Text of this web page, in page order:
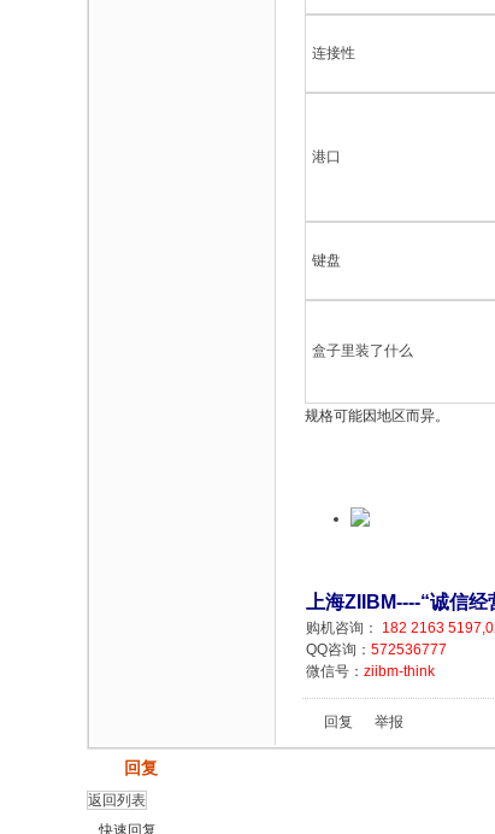
连接性
港口
键盘
盒子里装了什么
规格可能因地区而异。
上海ZIIBM----“诚信
购机咨询：
182 2163
QQ咨询： 572536777
微信号： ziibm-think
回复 举报
回复
返回列表
快速回复